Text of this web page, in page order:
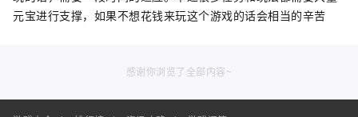
元宝进行支撑，如果不想花钱来玩这个游戏的话会相当的辛苦
感谢你浏览了全部内容~